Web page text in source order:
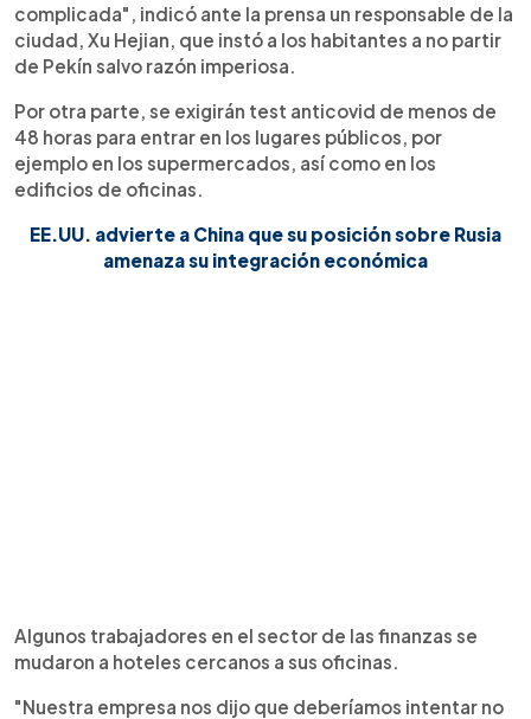
complicada", indicó ante la prensa un responsable de la
ciudad, Xu Hejian, que instó a los habitantes a no partir
de Pekín salvo razón imperiosa.
Por otra parte, se exigirán test anticovid de menos de
48 horas para entrar en los lugares públicos, por
ejemplo en los supermercados, así como en los
edificios de oficinas.
EE.UU. advierte a China que su posición sobre Rusia
amenaza su integración económica
Algunos trabajadores en el sector de las finanzas se
mudaron a hoteles cercanos a sus oficinas.
"Nuestra empresa nos dijo que deberíamos intentar no